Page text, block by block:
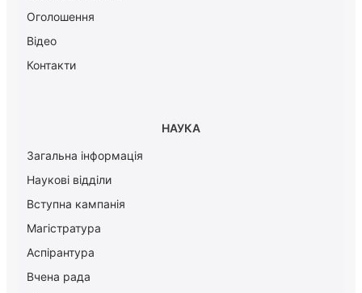
Оголошення
Відео
Контакти
НАУКА
Загальна інформація
Наукові відділи
Вступна кампанія
Магістратура
Аспірантура
Вчена рада